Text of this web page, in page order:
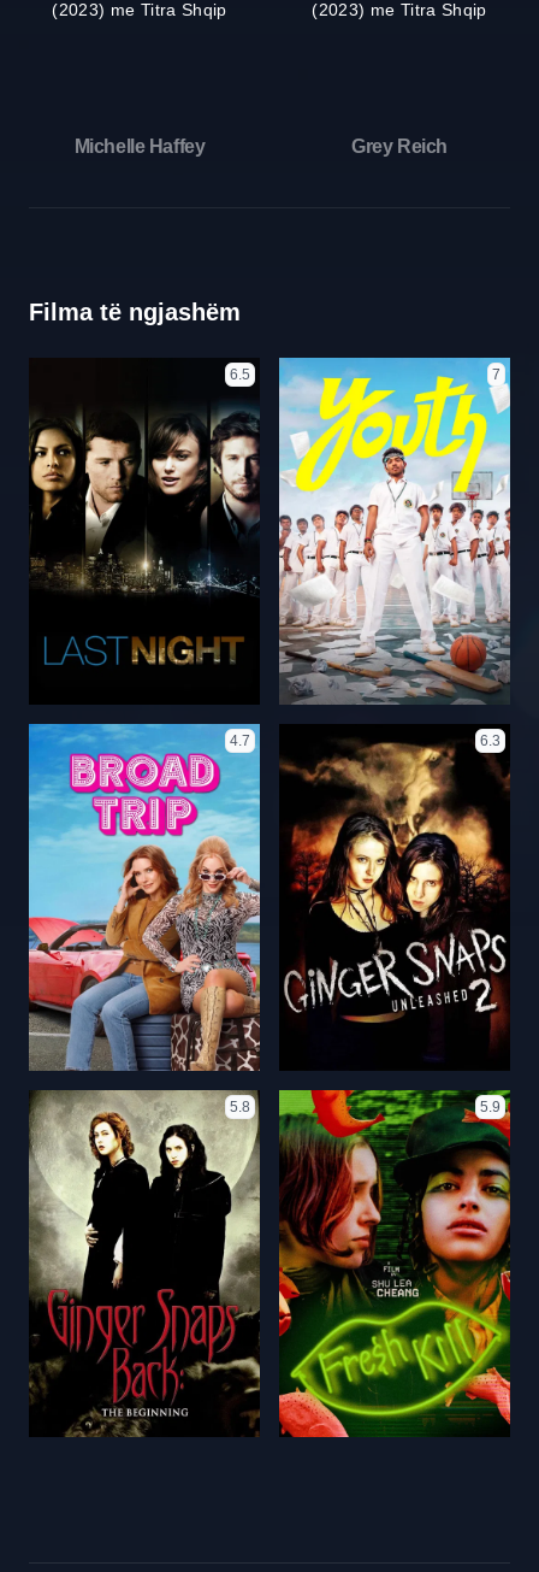
Michelle Haffey Grey Reich
Filma të ngjashëm
6.5 7
4.7 6.3
5.8 5.9